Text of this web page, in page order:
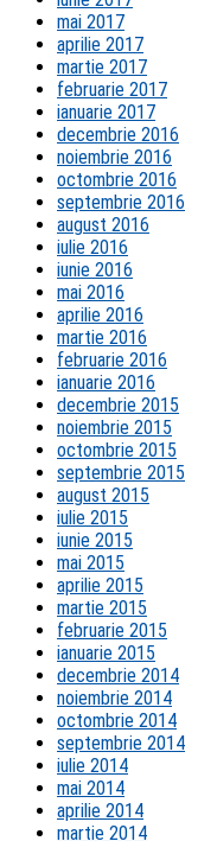
mai 2017
aprilie 2017
martie 2017
februarie 2017
ianuarie 2017
decembrie 2016
noiembrie 2016
octombrie 2016
septembrie 2016
august 2016
iulie 2016
iunie 2016
mai 2016
aprilie 2016
martie 2016
februarie 2016
ianuarie 2016
decembrie 2015
noiembrie 2015
octombrie 2015
septembrie 2015
august 2015
iulie 2015
iunie 2015
mai 2015
aprilie 2015
martie 2015
februarie 2015
ianuarie 2015
decembrie 2014
noiembrie 2014
octombrie 2014
septembrie 2014
iulie 2014
mai 2014
aprilie 2014
martie 2014